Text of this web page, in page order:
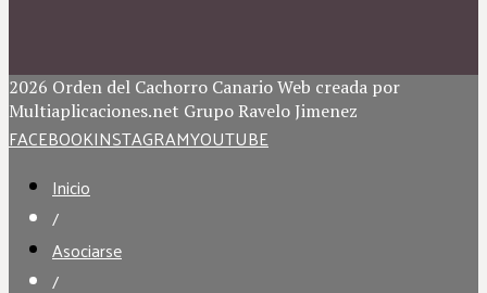
2026 Orden del Cachorro Canario Web creada por
Multiaplicaciones.net Grupo Ravelo Jimenez
FACEBOOKINSTAGRAMYOUTUBE
Inicio
/
Asociarse
/